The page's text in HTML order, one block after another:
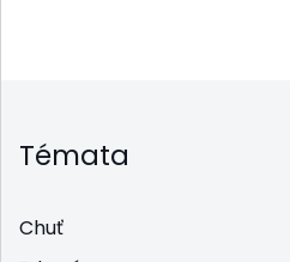
Témata
Chuť